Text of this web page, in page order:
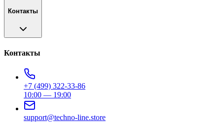
Контакты
Контакты
+7 (499) 322-33-86
10:00 — 19:00
support@techno-line.store